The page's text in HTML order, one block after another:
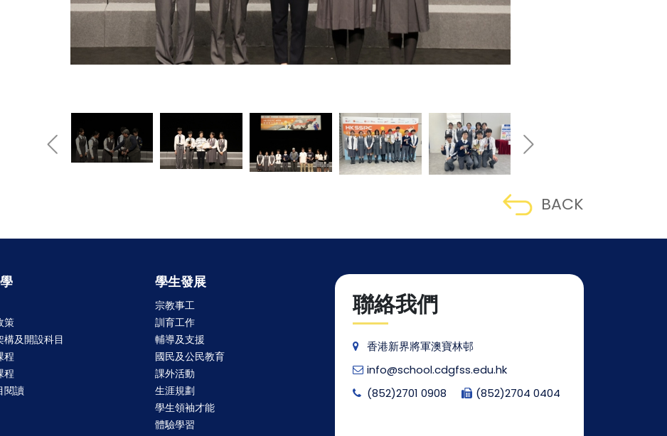
BACK
策
構及開設科目
程
程
閱讀
學生發展
宗教事工
訓育工作
輔導及支援
國民及公民教育
課外活動
生涯規劃
學生領袖才能
體驗學習
聯絡我們
香港新界將軍澳寶林邨
info@school.cdgfss.edu.hk
(852)2701 0908
(852)2704 0404